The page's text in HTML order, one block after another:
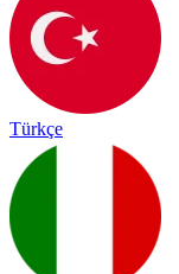
Türkçe